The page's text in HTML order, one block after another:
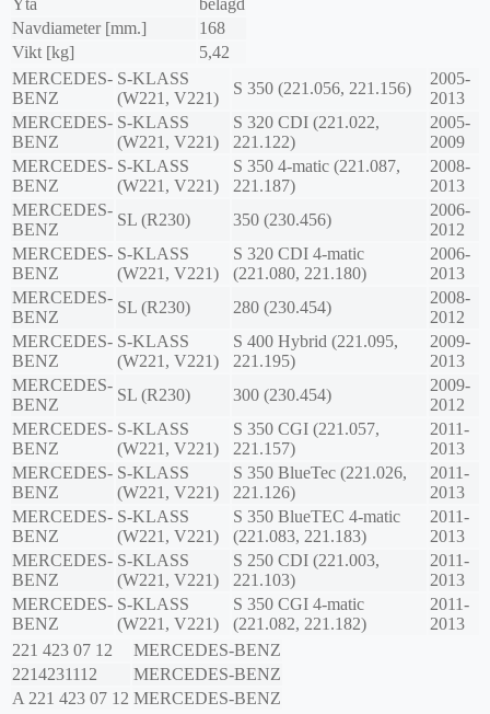
Yta
belagd
Navdiameter [mm.]
168
Vikt [kg]
5,42
MERCEDES-
BENZ
S-KLASS
(W221, V221)
S 350 (221.056, 221.156)
2005-
2013
MERCEDES-
BENZ
S-KLASS
(W221, V221)
S 320 CDI (221.022,
221.122)
2005-
2009
MERCEDES-
BENZ
S-KLASS
(W221, V221)
S 350 4-matic (221.087,
221.187)
2008-
2013
MERCEDES-
BENZ
SL (R230) 350 (230.456)
2006-
2012
MERCEDES-
BENZ
S-KLASS
(W221, V221)
S 320 CDI 4-matic
(221.080, 221.180)
2006-
2013
MERCEDES-
BENZ
SL (R230) 280 (230.454)
2008-
2012
MERCEDES-
BENZ
S-KLASS
(W221, V221)
S 400 Hybrid (221.095,
221.195)
2009-
2013
MERCEDES-
BENZ
SL (R230) 300 (230.454)
2009-
2012
MERCEDES-
BENZ
S-KLASS
(W221, V221)
S 350 CGI (221.057,
221.157)
2011-
2013
MERCEDES-
BENZ
S-KLASS
(W221, V221)
S 350 BlueTec (221.026,
221.126)
2011-
2013
MERCEDES-
BENZ
S-KLASS
(W221, V221)
S 350 BlueTEC 4-matic
(221.083, 221.183)
2011-
2013
MERCEDES-
BENZ
S-KLASS
(W221, V221)
S 250 CDI (221.003,
221.103)
2011-
2013
MERCEDES-
BENZ
S-KLASS
(W221, V221)
S 350 CGI 4-matic
(221.082, 221.182)
2011-
2013
221 423 07 12
MERCEDES-BENZ
2214231112
MERCEDES-BENZ
A 221 423 07 12 MERCEDES-BENZ